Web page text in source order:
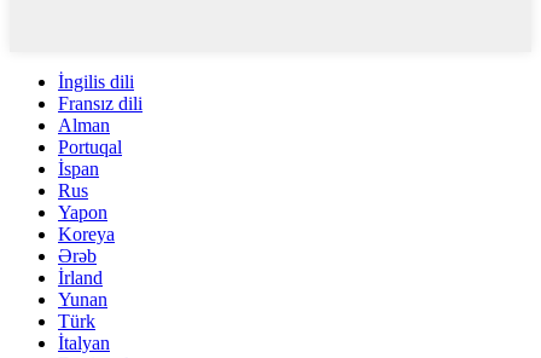
İngilis dili
Fransız dili
Alman
Portuqal
İspan
Rus
Yapon
Koreya
Ərəb
İrland
Yunan
Türk
İtalyan